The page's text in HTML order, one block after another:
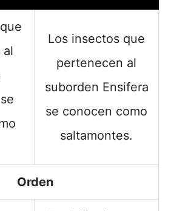
al
Los insectos que
pertenecen al
suborden Ensifera
se conocen como
saltamontes.
Orden